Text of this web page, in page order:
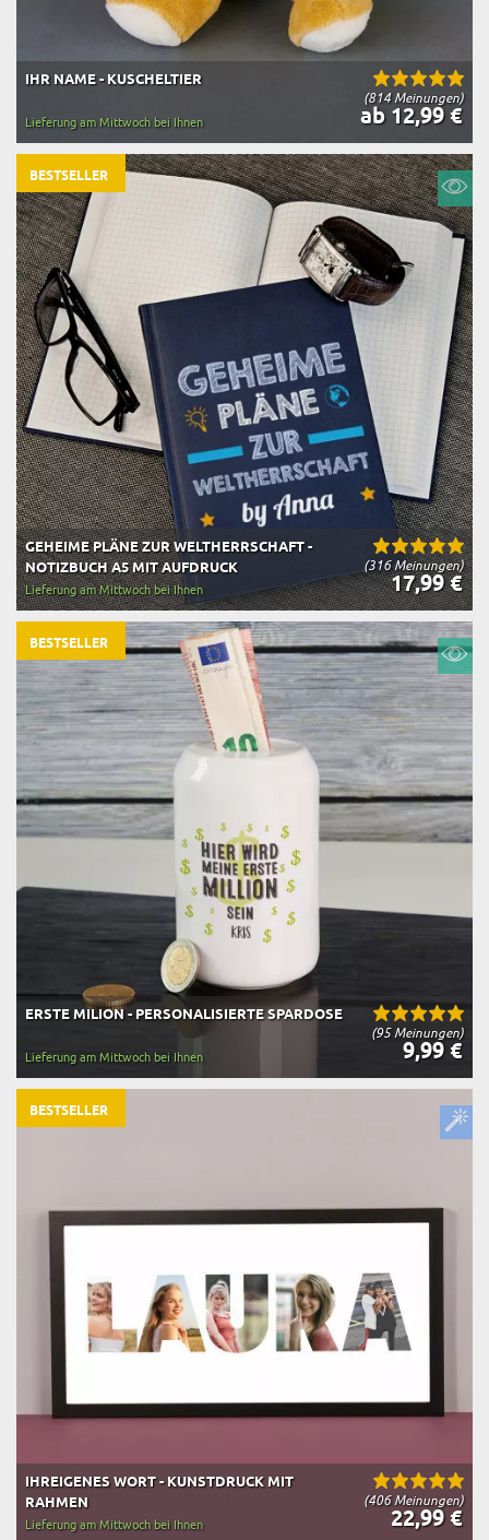
(814 Meinungen)
IHR NAME - KUSCHELTIER
ab 12,99 €
Lieferung am Mittwoch bei Ihnen
(316 Meinungen)
GEHEIME PLÄNE ZUR WELTHERRSCHAFT -
NOTIZBUCH A5 MIT AUFDRUCK
17,99 €
Lieferung am Mittwoch bei Ihnen
BESTSELLER
(95 Meinungen)
ERSTE MILION - PERSONALISIERTE SPARDOSE
9,99 €
Lieferung am Mittwoch bei Ihnen
BESTSELLER
(406 Meinungen)
IHREIGENES WORT - KUNSTDRUCK MIT
RAHMEN
22,99 €
Lieferung am Mittwoch bei Ihnen
BESTSELLER